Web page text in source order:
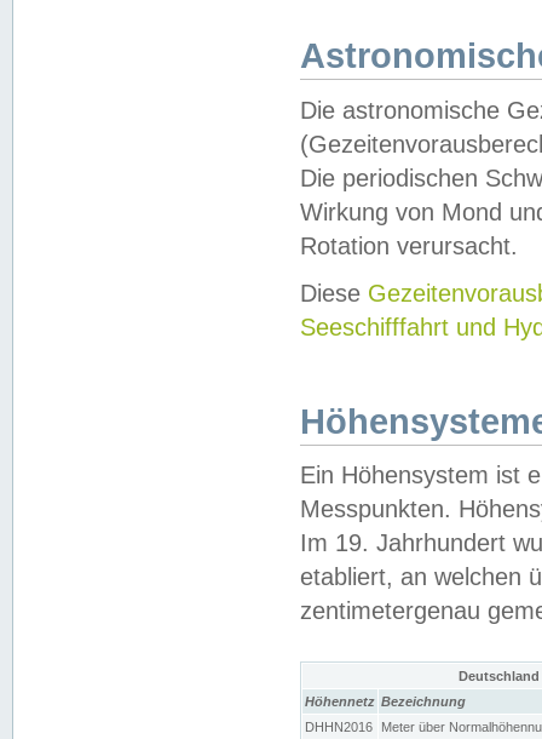
Die astronomische
Die periodischen
Wirkung von Mond
Rotation verursacht.
Diese
Seeschifffahrt und
Ein Höhensystem ist
Messpunkten.
Im 19. Jahrhundert
etabliert, an welchen
zentimetergenau
Höhennetz Bezeichnung
DHHN2016
Meter über